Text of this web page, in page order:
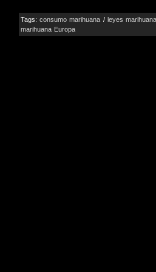
Tags:consumo marihuana / leyes
marihuana Europa